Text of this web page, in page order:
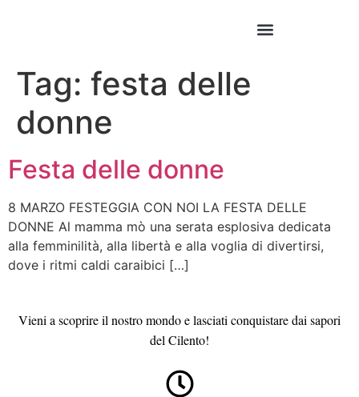
Tag: festa delle
donne
Festa delle donne
8 MARZO FESTEGGIA CON NOI LA FESTA DELLE
DONNE Al mamma mò una serata esplosiva dedicata
alla femminilità, alla libertà e alla voglia di divertirsi,
dove i ritmi caldi caraibici […]
Vieni a scoprire il nostro mondo e lasciati conquistare dai sapori
del Cilento!